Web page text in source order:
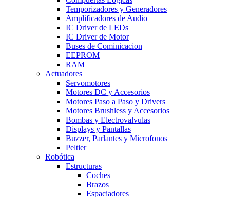
Temporizadores y Generadores
Amplificadores de Audio
IC Driver de LEDs
IC Driver de Motor
Buses de Cominicacion
EEPROM
RAM
Actuadores
Servomotores
Motores DC y Accesorios
Motores Paso a Paso y Drivers
Motores Brushless y Accesorios
Bombas y Electrovalvulas
Displays y Pantallas
Buzzer, Parlantes y Microfonos
Peltier
Robótica
Estructuras
Coches
Brazos
Espaciadores